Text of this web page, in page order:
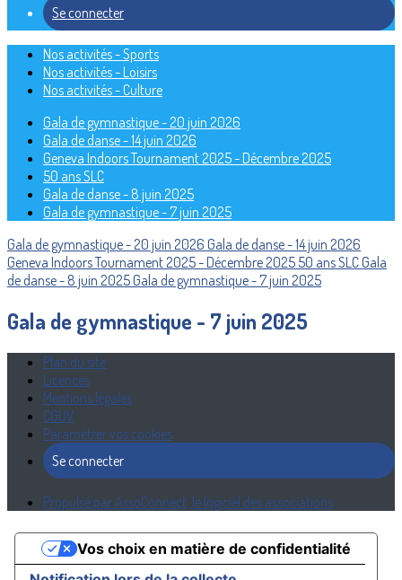
Se connecter
Nos activités - Sports
Nos activités - Loisirs
Nos activités - Culture
Gala de gymnastique - 20 juin 2026
Gala de danse - 14 juin 2026
Geneva Indoors Tournament 2025 - Décembre 2025
50 ans SLC
Gala de danse - 8 juin 2025
Gala de gymnastique - 7 juin 2025
Gala de gymnastique - 20 juin 2026 Gala de danse - 14 juin 2026
Geneva Indoors Tournament 2025 - Décembre 2025 50 ans SLCGala
de danse - 8 juin 2025Gala de gymnastique - 7 juin 2025
Gala de gymnastique - 7 juin 2025
Plan du site
Licences
Mentions légales
CGUV
Paramétrer vos cookies
Se connecter
Propulsé par AssoConnect, le logiciel des associations
Vos choix en matière de confidentialité